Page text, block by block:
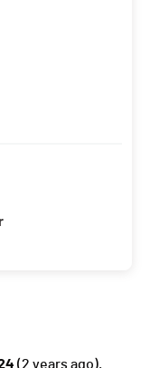
(2 years ago).